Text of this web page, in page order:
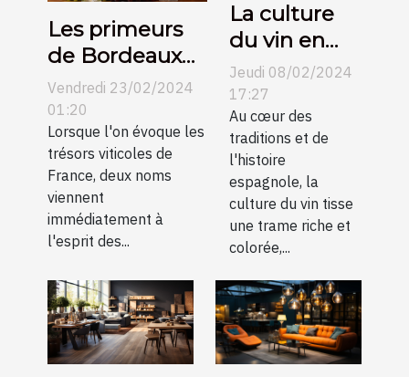
Les primeurs
de Bordeaux
contre
Bourgogne :
une
comparaison
pour les
collectionneurs
Vendredi 23/02/2024
01:20
Lorsque l'on évoque les
trésors viticoles de
France, deux noms
viennent
immédiatement à
l'esprit des...
La culture
du vin en
Espagne et
son
évolution au
fil des
siècles
Jeudi 08/02/2024
17:27
Au cœur des
traditions et de
l'histoire
espagnole, la
culture du vin tisse
une trame riche et
colorée,...